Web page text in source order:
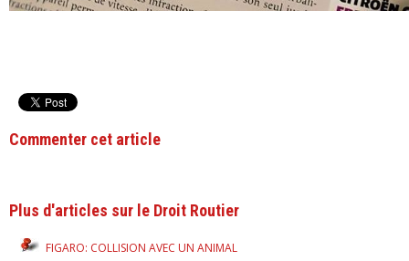
Commenter cet article
Plus d'articles sur le Droit Routier
FIGARO: COLLISION AVEC UN ANIMAL